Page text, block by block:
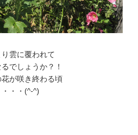
雲に覆われて
でしょうか？！
が咲き終わる頃
・・(^-^)